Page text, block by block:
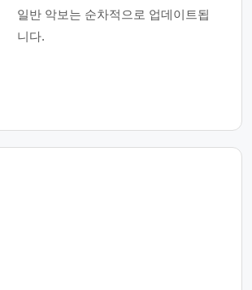
일반 악보는 순차적으로 업데이트됩
니다.